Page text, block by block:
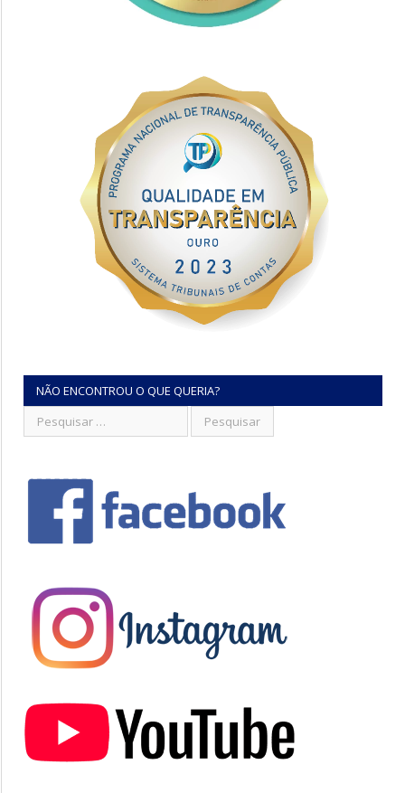
NÃO ENCONTROU O QUE QUERIA?